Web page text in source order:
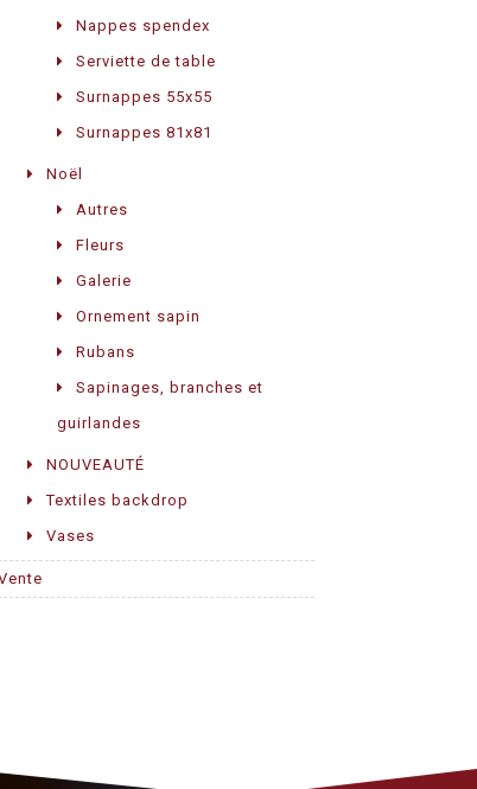
Nappes spendex
Serviette de table
Surnappes 55x55
Surnappes 81x81
Noël
Autres
Fleurs
Galerie
Ornement sapin
Rubans
Sapinages, branches et
guirlandes
NOUVEAUTÉ
Textiles backdrop
Vases